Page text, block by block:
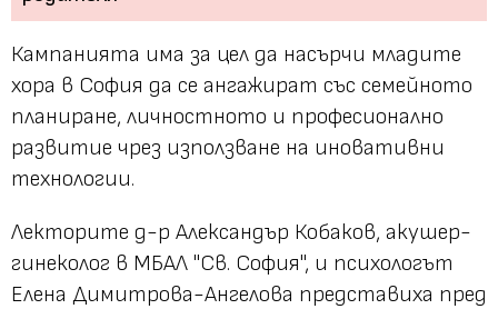
Кампанията има за цел да насърчи младите
хора в София да се ангажират със семейното
планиране, личностното и професионално
развитие чрез използване на иновативни
технологии.
Лекторите д-р Александър Кобаков, акушер-
гинеколог в МБАЛ "Св. София", и психологът
Елена Димитрова-Ангелова представиха пред